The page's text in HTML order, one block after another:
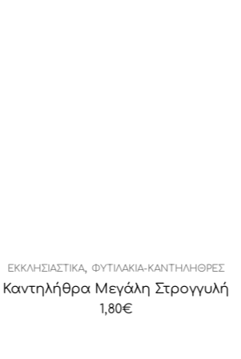
ΕΚΚΛΗΣΙΑΣΤΙΚΆ,ΦΥΤΙΛΆΚΙΑ-ΚΑΝΤΗΛΉΘΡΕΣ
Καντηλήθρα Μεγάλη Στρογγυλή
1,80€